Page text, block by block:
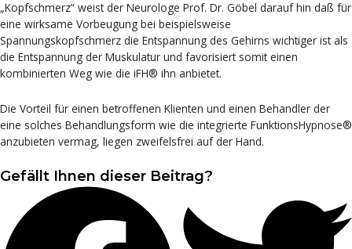
„Kopfschmerz“ weist der Neurologe Prof. Dr. Göbel darauf hin daß für
eine wirksame Vorbeugung bei beispielsweise
Spannungskopfschmerz die Entspannung des Gehirns wichtiger ist als
die Entspannung der Muskulatur und favorisiert somit einen
kombinierten Weg wie die iFH® ihn anbietet.
Die Vorteil für einen betroffenen Klienten und einen Behandler der
eine solches Behandlungsform wie die integrierte FunktionsHypnose®
anzubieten vermag, liegen zweifelsfrei auf der Hand.
Gefällt Ihnen dieser Beitrag?